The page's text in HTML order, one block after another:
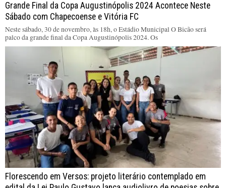
Grande Final da Copa Augustinópolis 2024 Acontece Neste
Sábado com Chapecoense e Vitória FC
Neste sábado, 30 de novembro, às 18h, o Estádio Municipal O Bicão será
palco da grande final da Copa Augustinópolis 2024. Os
Florescendo em Versos: projeto literário contemplado em